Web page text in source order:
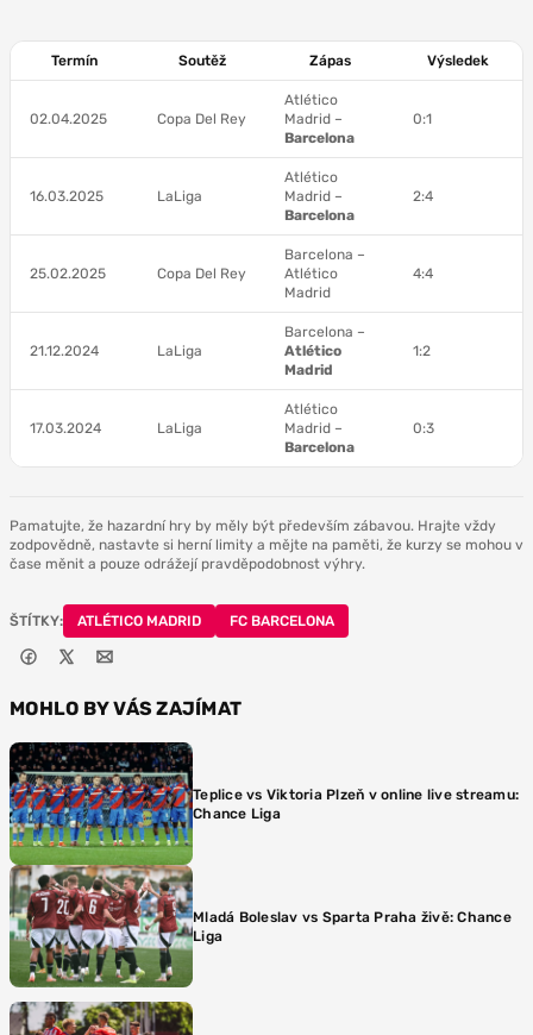
Termín Soutěž Zápas Výsledek
02.04.2025 Copa Del Rey
Atlético
Madrid –
Barcelona
0:1
16.03.2025 LaLiga
Atlético
Madrid –
Barcelona
2:4
25.02.2025 Copa Del Rey
Barcelona –
Atlético
Madrid
4:4
21.12.2024 LaLiga
Barcelona –
Atlético
Madrid
1:2
17.03.2024 LaLiga
Atlético
Madrid –
Barcelona
0:3
Pamatujte, že hazardní hry by měly být především zábavou. Hrajte vždy
zodpovědně, nastavte si herní limity a mějte na paměti, že kurzy se mohou v
čase měnit a pouze odrážejí pravděpodobnost výhry.
ŠTÍTKY: ATLÉTICO MADRID FC BARCELONA
MOHLO BY VÁS ZAJÍMAT
Teplice vs Viktoria Plzeň v online live streamu:
Chance Liga
Mladá Boleslav vs Sparta Praha živě: Chance
Liga